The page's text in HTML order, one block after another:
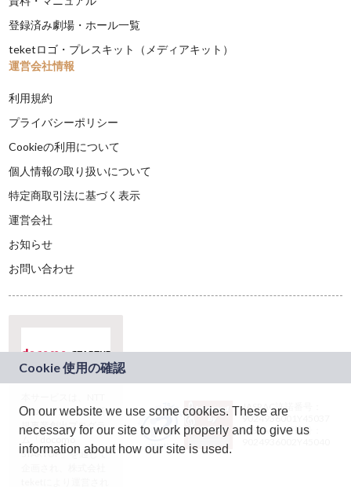
登録済み劇場・ホール一覧
teketロゴ・プレスキット（メディアキット）
運営会社情報
利用規約
プライバシーポリシー
Cookieの利用について
個人情報の取り扱いについて
特定商取引法に基づく表示
運営会社
お知らせ
お問い合わせ
ドコモグループの新
規事業創出プログラ
ム「docomo
STARTUP」を通じて
JASRAC許諾番号：
9024936001Y45037
JASRAC許諾番号：
On our website we use some cookies. These are
necessary for our site to work properly and to give us
information about how our site is used.